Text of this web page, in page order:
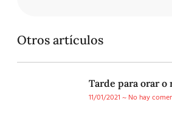
Otros artículos
Tarde para orar o
11/01/2021
No hay